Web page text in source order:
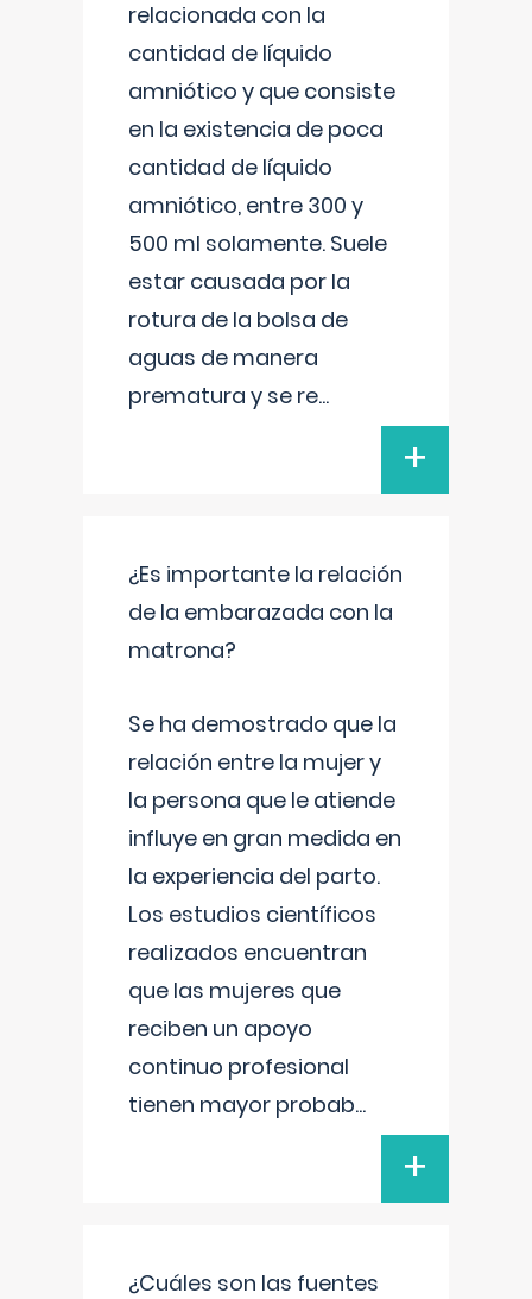
relacionada con la
cantidad de líquido
amniótico y que consiste
en la existencia de poca
cantidad de líquido
amniótico, entre 300 y
500 ml solamente. Suele
estar causada por la
rotura de la bolsa de
aguas de manera
prematura y se re...
+
¿Es importante la relación
de la embarazada con la
matrona?
Se ha demostrado que la
relación entre la mujer y
la persona que le atiende
influye en gran medida en
la experiencia del parto.
Los estudios científicos
realizados encuentran
que las mujeres que
reciben un apoyo
continuo profesional
tienen mayor probab...
+
¿Cuáles son las fuentes